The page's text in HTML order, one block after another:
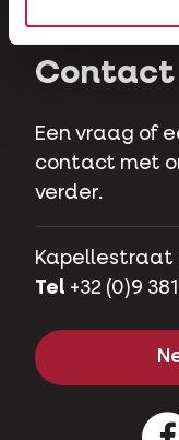
Contact
Een vraag of
contact met
verder.
Kapellestraat
Tel +32 (0)9